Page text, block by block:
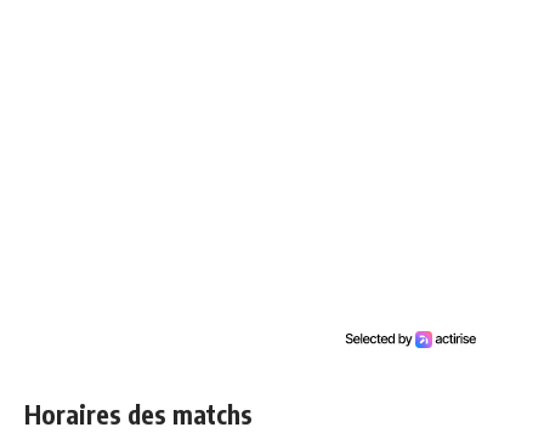
Horaires des matchs